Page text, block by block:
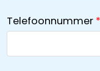
Telefoonnummer